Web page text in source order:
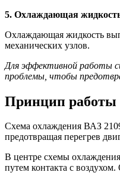
5. Охлаждающая
Охлаждающая жидкость
механических узлов.
Для эффективной работы
проблемы, чтобы
Принцип работы
Схема охлаждения ВАЗ
предотвращая перегрев
В центре схемы
путем контакта с воздухом.